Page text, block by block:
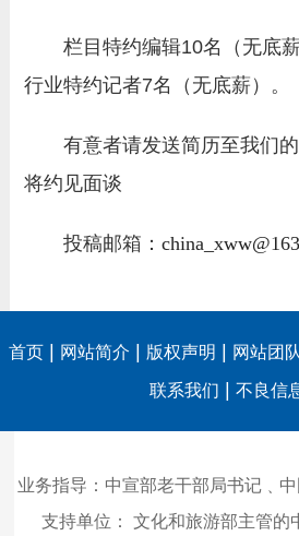
栏目特约编辑10名（无底薪
行业特约记者7名（无底薪）。
有意者请发送简历至我们
将约见面谈
投稿邮箱：
首页 | 网站简介 | 版权声明 | 网站团队
联系我们 | 不良信
业务指导：中宣部老干部局书记﹑
支持单位： 文化和旅游部主管的